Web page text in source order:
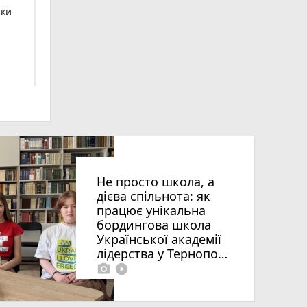
Не просто школа, а
дієва спільнота: як
працює унікальна
бордингова школа
Української академії
лідерства у Тернополі
photo_camera play_circle_filled